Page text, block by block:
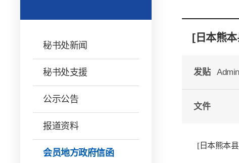
秘书处新闻
秘书处支援
公示公告
报道资料
会员地方政府信函
[日本熊
发贴 Admin
文件
[日本熊本